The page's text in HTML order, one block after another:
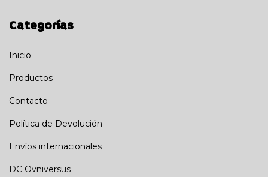
Categorías
Inicio
Productos
Contacto
Política de Devolución
Envíos internacionales
DC Ovniversus